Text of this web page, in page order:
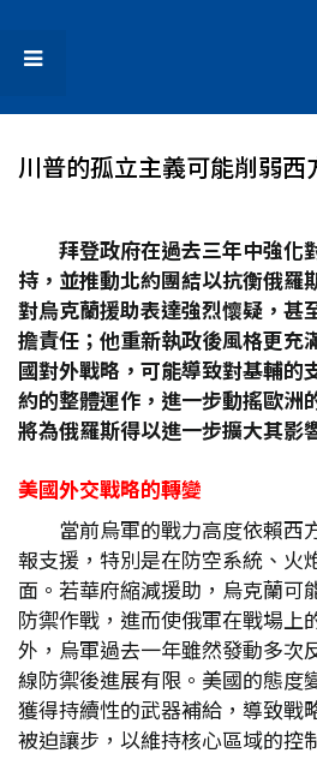
川普的孤立主義可能削弱
拜登政府在過去三年中強化
持，並推動北約團結以抗衡俄羅
對烏克蘭援助表達強烈懷疑，甚
擔責任；他重新執政後風格更充
國對外戰略，可能導致對基輔的
約的整體運作，進一步動搖歐洲
將為俄羅斯得以進一步擴大其影
美國外交戰略的轉變
當前烏軍的戰力高度依賴西
報支援，特別是在防空系統、火
面。若華府縮減援助，烏克蘭可
防禦作戰，進而使俄軍在戰場上
外，烏軍過去一年雖然發動多次
線防禦後進展有限。美國的態度
獲得持續性的武器補給，導致戰
被迫讓步，以維持核心區域的控